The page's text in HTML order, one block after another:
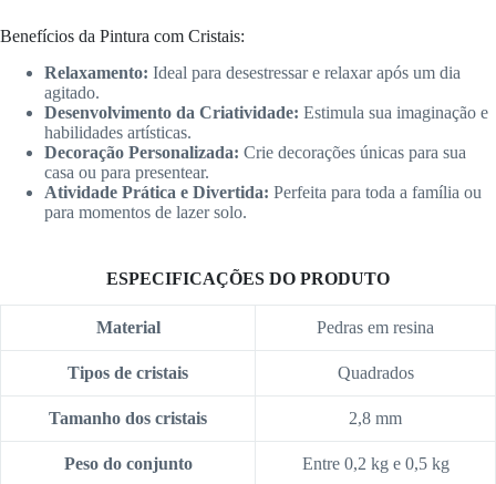
Benefícios da Pintura com Cristais:
Relaxamento: Ideal para desestressar e relaxar após um dia
agitado.
Desenvolvimento da Criatividade: Estimula sua imaginação e
habilidades artísticas.
Decoração Personalizada: Crie decorações únicas para sua
casa ou para presentear.
Atividade Prática e Divertida: Perfeita para toda a família ou
para momentos de lazer solo.
ESPECIFICAÇÕES DO PRODUTO
Material Pedras em resina
Tipos de cristais Quadrados
Tamanho dos cristais 2,8 mm
Peso do conjunto Entre 0,2 kg e 0,5 kg